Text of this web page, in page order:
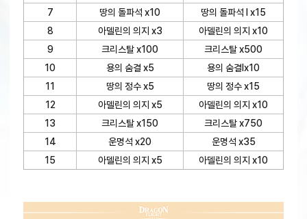
7
땅의 돌파석 x10
땅의 돌파석 I x15
8
아델린의 의지 x3
아델린의 의지 x10
9
크리스탈 x100
크리스탈 x500
10
용의 숨결 x5
용의 숨결Ⅰx10
11
땅의 정수 x5
땅의 정수 x15
12
아델린의 의지 x5
아델린의 의지 x10
13
크리스탈 x150
크리스탈 x750
14
운명석 x20
운명석 x35
15
아델린의 의지 x5 아델린의 의지 x10